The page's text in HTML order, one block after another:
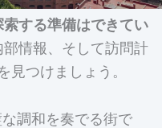
する準備はできてい
情報、そして訪問計
見つけましょう。
調和を奏でる街で